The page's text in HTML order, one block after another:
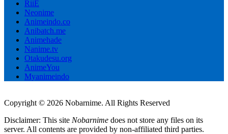
RiiE
Neonime
Animeindo.co
Anibatch.me
Animehade
Nanime.tv
Otakudesu.org
AnimeYou
Myanimeindo
Copyright © 2026 Nobarnime. All Rights Reserved
Disclaimer: This site Nobarnime does not store any files on its
server. All contents are provided by non-affiliated third parties.